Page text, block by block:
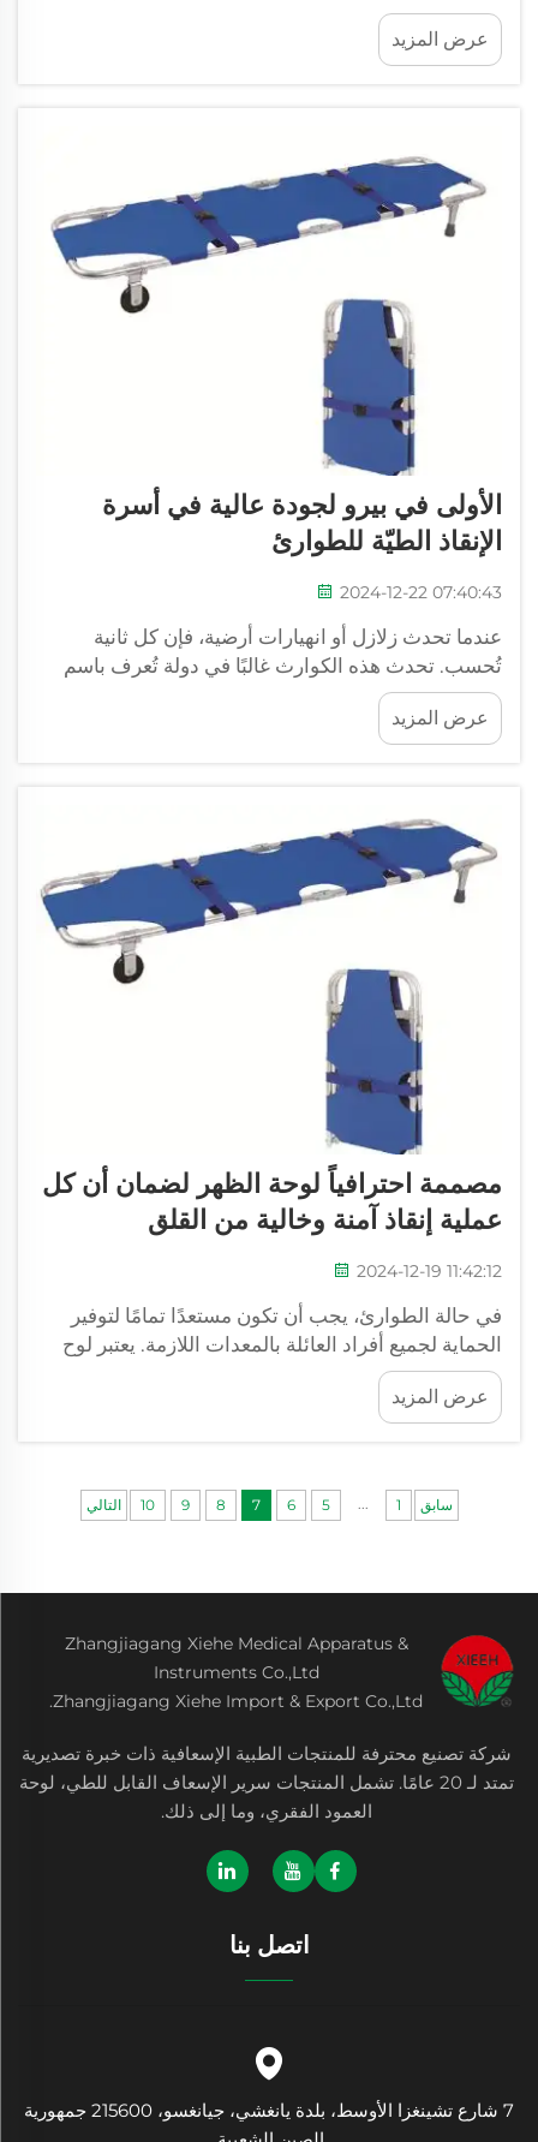
لأن تحريكه بطريقة خاطئة يمكن أن يؤدي إلى إصابات
إضافية. جهاز تثبيت الرأس هو نوع خاص من الأجهزة...
عرض المزيد
الأولى في بيرو لجودة عالية في أسرة
الإنقاذ الطيّة للطوارئ
2024-12-22 07:40:43
عندما تحدث زلازل أو انهيارات أرضية، فإن كل ثانية
تُحسب. تحدث هذه الكوارث غالبًا في دولة تُعرف باسم
بيرو. وهذا يعني أن من الضروري للمُنقذين أن يكونوا
مزودين بأفضل المعدات الممكنة. يمكن لهذه الأدوات أن
تساعد في إنقاذ الأرواح...
عرض المزيد
مصممة احترافياً لوحة الظهر لضمان أن كل
عملية إنقاذ آمنة وخالية من القلق
2024-12-19 11:42:12
في حالة الطوارئ، يجب أن تكون مستعدًا تمامًا لتوفير
الحماية لجميع أفراد العائلة بالمعدات اللازمة. يعتبر لوح
العمود الفقري أحد الأدوات الأكثر فائدة هنا. لوحات
العمود الفقري هي ألواح متخصصة تُستخدم خصيصًا لنقل
المرضى المصابين بطريقة آمنة...
عرض المزيد
سابق 1
...
5
6
7
8
9
10 التالي
Zhangjiagang Xiehe Medical Apparatus &
Instruments Co.,Ltd
Zhangjiagang Xiehe Import & Export Co.,Ltd.
شركة تصنيع محترفة للمنتجات الطبية الإسعافية ذات خبرة تصديرية
تمتد لـ 20 عامًا. تشمل المنتجات سرير الإسعاف القابل للطي، لوحة
العمود الفقري، وما إلى ذلك.
اتصل بنا
7 شارع تشينغزا الأوسط، بلدة يانغشي، جيانغسو، 215600 جمهورية